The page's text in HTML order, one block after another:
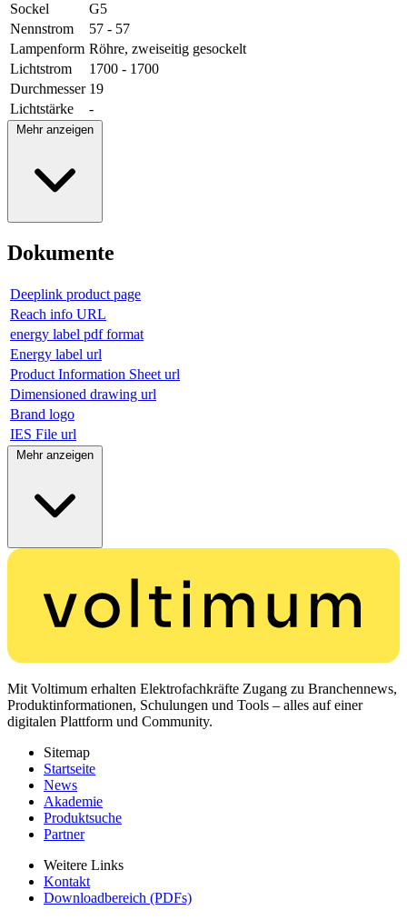
Sockel
G5
Nennstrom
57 - 57
Lampenform Röhre, zweiseitig gesockelt
Lichtstrom
1700 - 1700
Durchmesser 19
Lichtstärke
-
Mehr anzeigen
Dokumente
Deeplink product page
Reach info URL
energy label pdf format
Energy label url
Product Information Sheet url
Dimensioned drawing url
Brand logo
IES File url
Mehr anzeigen
Mit Voltimum erhalten Elektrofachkräfte Zugang zu Branchennews,
Produktinformationen, Schulungen und Tools – alles auf einer
digitalen Plattform und Community.
Sitemap
Startseite
News
Akademie
Produktsuche
Partner
Weitere Links
Kontakt
Downloadbereich (PDFs)